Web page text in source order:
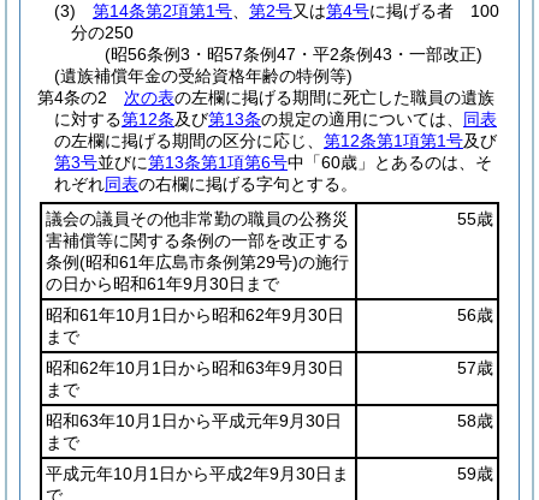
(3)
第14条第2項第1号 第2号又は第4号に掲げる者 100
分の250
(昭56条例3・昭57条例47・平2条例43・一部改正)
(遺族補償年金の受給資格年齢の特例等)
第4条の2
次の表の左欄に掲げる期間に死亡した職員の遺族
に対する第12条及び第13条の規定の適用については、 同表
の左欄に掲げる期間の区分に応じ、 第12条第1項第1号及び
第3号並びに第13条第1項第6号中「60歳」とあるのは、そ
れぞれ同表の右欄に掲げる字句とする。
議会の議員その他非常勤の職員の公務災
害補償等に関する条例の一部を改正する
条例(昭和61年広島市条例第29号)の施行
の日から昭和61年9月30日まで
55歳
昭和61年10月1日から昭和62年9月30日
まで
56歳
昭和62年10月1日から昭和63年9月30日
まで
57歳
昭和63年10月1日から平成元年9月30日
まで
58歳
平成元年10月1日から平成2年9月30日ま
で
59歳